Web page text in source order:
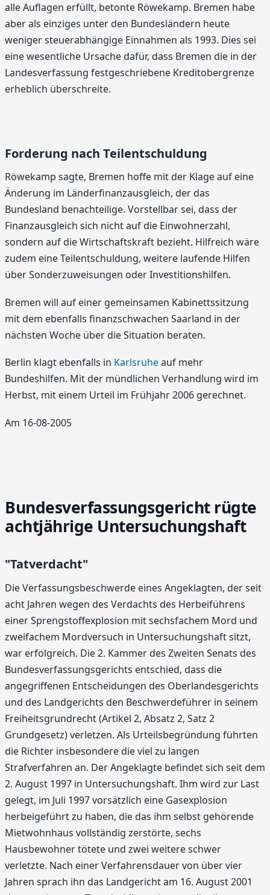
alle Auflagen erfüllt, betonte Röwekamp. Bremen habe
aber als einziges unter den Bundesländern heute
weniger steuerabhängige Einnahmen als 1993. Dies sei
eine wesentliche Ursache dafür, dass Bremen die in der
Landesverfassung festgeschriebene Kreditobergrenze
erheblich überschreite.
Forderung nach Teilentschuldung
Röwekamp sagte, Bremen hoffe mit der Klage auf eine
Änderung im Länderfinanzausgleich, der das
Bundesland benachteilige. Vorstellbar sei, dass der
Finanzausgleich sich nicht auf die Einwohnerzahl,
sondern auf die Wirtschaftskraft bezieht. Hilfreich wäre
zudem eine Teilentschuldung, weitere laufende Hilfen
über Sonderzuweisungen oder Investitionshilfen.
Bremen will auf einer gemeinsamen Kabinettssitzung
mit dem ebenfalls finanzschwachen Saarland in der
nächsten Woche über die Situation beraten.
Berlin klagt ebenfalls in Karlsruheauf mehr
Bundeshilfen. Mit der mündlichen Verhandlung wird im
Herbst, mit einem Urteil im Frühjahr 2006 gerechnet.
Am 16-08-2005
Bundesverfassungsgericht rügte
achtjährige Untersuchungshaft
"Tatverdacht"
Die Verfassungsbeschwerde eines Angeklagten, der seit
acht Jahren wegen des Verdachts des Herbeiführens
einer Sprengstoffexplosion mit sechsfachem Mord und
zweifachem Mordversuch in Untersuchungshaft sitzt,
war erfolgreich. Die 2. Kammer des Zweiten Senats des
Bundesverfassungsgerichts entschied, dass die
angegriffenen Entscheidungen des Oberlandesgerichts
und des Landgerichts den Beschwerdeführer in seinem
Freiheitsgrundrecht (Artikel 2, Absatz 2, Satz 2
Grundgesetz) verletzen. Als Urteilsbegründung führten
die Richter insbesondere die viel zu langen
Strafverfahren an. Der Angeklagte befindet sich seit dem
2. August 1997 in Untersuchungshaft. Ihm wird zur Last
gelegt, im Juli 1997 vorsätzlich eine Gasexplosion
herbeigeführt zu haben, die das ihm selbst gehörende
Mietwohnhaus vollständig zerstörte, sechs
Hausbewohner tötete und zwei weitere schwer
verletzte. Nach einer Verfahrensdauer von über vier
Jahren sprach ihn das Landgericht am 16. August 2001